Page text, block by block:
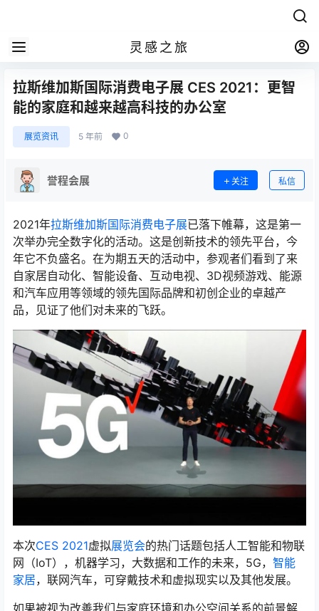
灵感之旅
拉斯维加斯国际消费电子展 CES 2021：更智
能的家庭和越来越高科技的办公室
展览资讯 5 年前 0
誉程会展 关注 私信
2021年拉斯维加斯国际消费电子展已落下帷幕，这是第一
次举办完全数字化的活动。这是创新技术的领先平台，今
年它不负盛名。在为期五天的活动中，参观者们看到了来
自家居自动化、智能设备、互动电视、3D视频游戏、能源
和汽车应用等领域的领先国际品牌和初创企业的卓越产
品，见证了他们对未来的飞跃。
本次CES 2021虚拟展览会的热门话题包括人工智能和物联
网（IoT），机器学习，大数据和工作的未来，5G， 智能
家居，联网汽车，可穿戴技术和虚拟现实以及其他发展。